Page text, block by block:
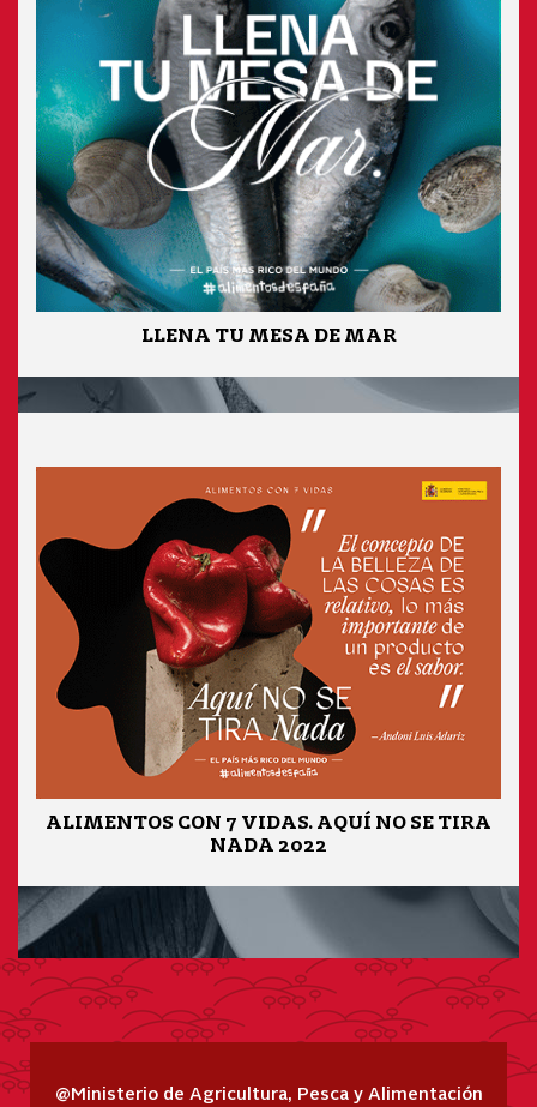
LLENA TU MESA DE MAR
ALIMENTOS CON 7 VIDAS. AQUÍ NO SE TIRA
NADA 2022
@Ministerio de Agricultura, Pesca y Alimentación